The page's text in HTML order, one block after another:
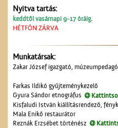
A
Nyitva tartás:
keddtől vasárnapi 9-17 óráig.
HÉTFŐN ZÁRVA
Munkatársak:
Zakar József igazgató,
Farkas Ildikó gyűjteménykezelő
Gyura Sándor etnográfus
Kisfaludi István kiállításrendező,
Mala Enikő restaurátor
Reznák Erzsébet történész